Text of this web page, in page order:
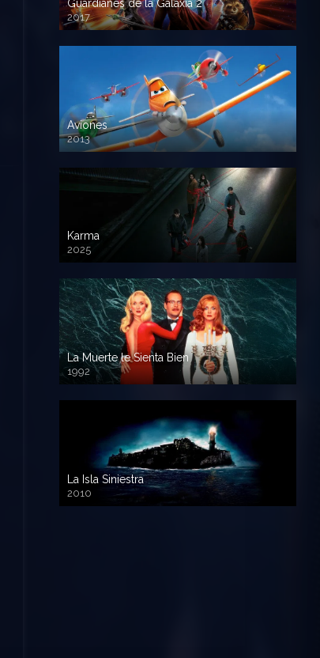
Guardianes de la Galaxia 2
2017
720p HD
Aviones
2013
720 HD
Karma
2025
La Muerte le Sienta Bien
1992
720p HD
La Isla Siniestra
2010
720p HD